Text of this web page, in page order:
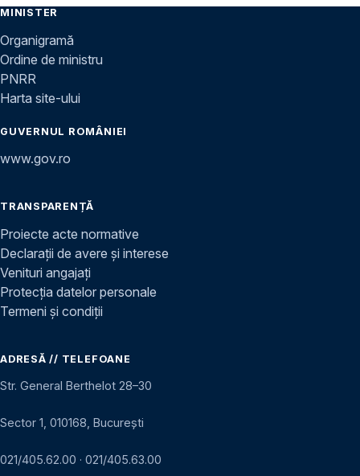
MINISTER
Organigramă
Ordine de ministru
PNRR
Harta site-ului
GUVERNUL ROMÂNIEI
www.gov.ro
TRANSPARENȚĂ
Proiecte acte normative
Declarații de avere și interese
Venituri angajați
Protecția datelor personale
Termeni și condiții
ADRESĂ // TELEFOANE
Str. General Berthelot 28–30
Sector 1, 010168, București
021/405.62.00 · 021/405.63.00